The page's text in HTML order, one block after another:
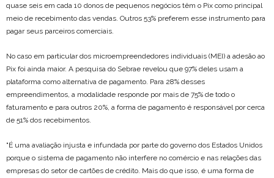
quase seis em cada 10 donos de pequenos negócios têm o Pix como principal
meio de recebimento das vendas. Outros 53% preferem esse instrumento para
pagar seus parceiros comerciais.
No caso em particular dos microempreendedores individuais (MEI) a adesão ao
Pix foi ainda maior. A pesquisa do Sebrae revelou que 97% deles usam a
plataforma como alternativa de pagamento. Para 28% desses
empreendimentos, a modalidade responde por mais de 75% de todo o
faturamento e para outros 20%, a forma de pagamento é responsável por cerca
de 51% dos recebimentos.
"É uma avaliação injusta e infundada por parte do governo dos Estados Unidos
porque o sistema de pagamento não interfere no comércio e nas relações das
empresas do setor de cartões de crédito. Mais do que isso, é uma forma de